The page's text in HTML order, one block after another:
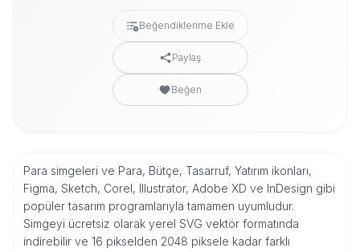
Beğendiklerime Ekle
Paylaş
Beğen
Para simgeleri ve Para, Bütçe, Tasarruf, Yatırım ikonları,
Figma, Sketch, Corel, Illustrator, Adobe XD ve InDesign gibi
popüler tasarım programlarıyla tamamen uyumludur.
Simgeyi ücretsiz olarak yerel SVG vektör formatında
indirebilir ve 16 pikselden 2048 piksele kadar farklı